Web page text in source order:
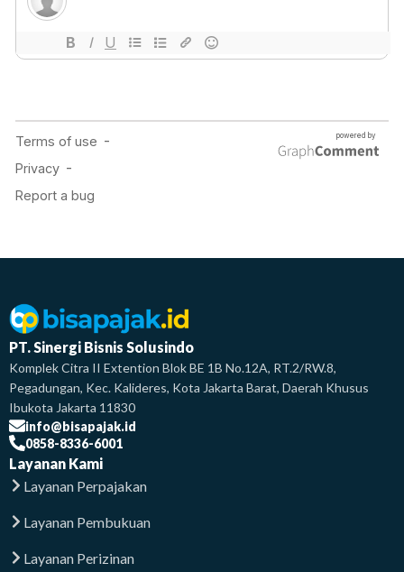
PT. Sinergi Bisnis Solusindo
Komplek Citra II Extention Blok BE 1B No.12A, RT.2/RW.8,
Pegadungan, Kec. Kalideres, Kota Jakarta Barat, Daerah Khusus
Ibukota Jakarta 11830
info@bisapajak.id
0858-8336-6001
Layanan Kami
Layanan Perpajakan
Layanan Pembukuan
Layanan Perizinan